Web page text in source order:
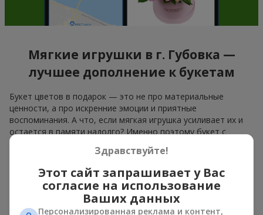
Мягкие игрушки в г. Губовка —
лучшее дополнение к букетам
Букет цветов в подарок — это не про материальные
ценности, а про искренние эмоции и приятные
воспоминания. А что, если мягкая игрушка усиливает их и
остается в памяти надолго? Именно поэтому букет с
игрушкой стал одним из самых популярных вариантов
подарка — простого, искреннего и очень теплого. Когда к
цветам добавляется плюшевый мишка, зайчик или другой
персонаж, подарок «букет с игрушкой» оставляет больше
воспоминаний.
Букет с игрушкой подходит как длядевочек младшего
Здравствуйте!
Этот сайт запрашивает у Вас
согласие на использование
Ваших данных
Персонализированная реклама и контент,